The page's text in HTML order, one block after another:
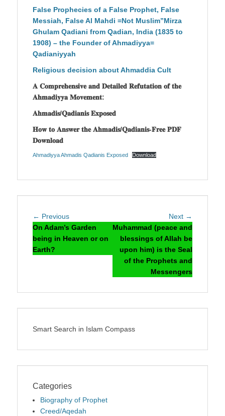
False Prophecies of a False Prophet, False
Messiah, False Al Mahdi =Not Muslim”Mirza
Ghulam Qadiani from Qadian, India (1835 to
1908) – the Founder of Ahmadiyya=
Qadianiyyah
Religious decision about Ahmaddia Cult
𝐀 𝐂𝐨𝐦𝐩𝐫𝐞𝐡𝐞𝐧𝐬𝐢𝐯𝐞 𝐚𝐧𝐝 𝐃𝐞𝐭𝐚𝐢𝐥𝐞𝐝 𝐑𝐞𝐟𝐮𝐭𝐚𝐭𝐢𝐨𝐧 𝐨𝐟 𝐭𝐡𝐞
𝐀𝐡𝐦𝐚𝐝𝐢𝐲𝐲𝐚 𝐌𝐨𝐯𝐞𝐦𝐞𝐧𝐭:
𝐀𝐡𝐦𝐚𝐝𝐢𝐬/𝐐𝐚𝐝𝐢𝐚𝐧𝐢𝐬 𝐄𝐱𝐩𝐨𝐬𝐞𝐝
𝐇𝐨𝐰 𝐭𝐨 𝐀𝐧𝐬𝐰𝐞𝐫 𝐭𝐡𝐞 𝐀𝐡𝐦𝐚𝐝𝐢𝐬/𝐐𝐚𝐝𝐢𝐚𝐧𝐢𝐬-𝐅𝐫𝐞𝐞 𝐏𝐃𝐅
𝐃𝐨𝐰𝐧𝐥𝐨𝐚𝐝
Ahmadiyya Ahmadis Qadianis Exposed Download
Post
navigation
← PreviousPrevious
post:
On Adam’s Garden
being in Heaven or on
Earth?
Next →
Muhammad (peace and
blessings of Allah be
upon him) is the Seal
of the Prophets and
Messengers
Smart Search in Islam Compass
Categories
Biography of Prophet
Creed/Aqedah